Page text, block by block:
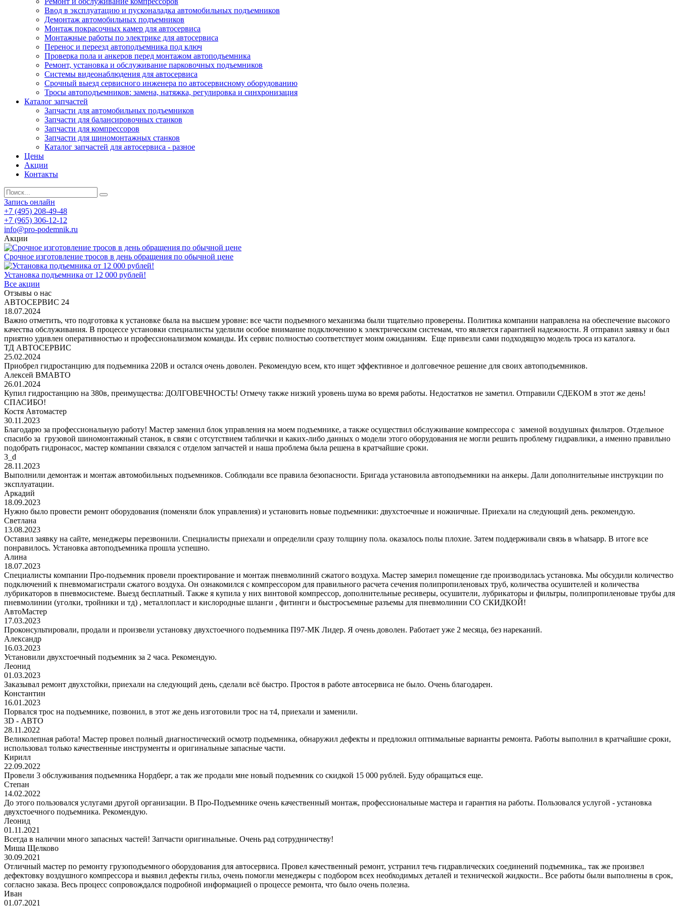
Ввод в эксплуатацию и пусконаладка автомобильных подъемников
Демонтаж автомобильных подъемников
Монтаж покрасочных камер для автосервиса
Монтажные работы по электрике для автосервиса
Перенос и переезд автоподъемника под ключ
Проверка пола и анкеров перед монтажом автоподъемника
Ремонт, установка и обслуживание парковочных подъемников
Системы видеонаблюдения для автосервиса
Срочный выезд сервисного инженера по автосервисному оборудованию
Тросы автоподъемников: замена, натяжка, регулировка и синхронизация
Каталог запчастей
Запчасти для автомобильных подъемников
Запчасти для балансировочных станков
Запчасти для компрессоров
Запчасти для шиномонтажных станков
Каталог запчастей для автосервиса - разное
Цены
Акции
Контакты
Запись онлайн
+7 (495) 208-49-48
+7 (965) 306-12-12
info@pro-podemnik.ru
Акции
Срочное изготовление тросов в день обращения по обычной цене
Установка подъемника от 12 000 рублей!
Все акции
Отзывы о нас
АВТОСЕРВИС 24
18.07.2024
Важно отметить, что подготовка к установке была на высшем уровне: все части подъемного механизма были тщательно проверены. Политика компании направлена на обеспечение высокого
качества обслуживания. В процессе установки специалисты уделили особое внимание подключению к электрическим системам, что является гарантией надежности. Я отправил заявку и был
приятно удивлен оперативностью и профессионализмом команды. Их сервис полностью соответствует моим ожиданиям. Еще привезли сами подходящую модель троса из каталога.
ТД АВТОСЕРВИС
25.02.2024
Приобрел гидростанцию для подъемника 220В и остался очень доволен. Рекомендую всем, кто ищет эффективное и долговечное решение для своих автоподъемников.
Алексей ВМАВТО
26.01.2024
Купил гидростанцию на 380в, преимущества: ДОЛГОВЕЧНОСТЬ! Отмечу также низкий уровень шума во время работы. Недостатков не заметил. Отправили СДЕКОМ в этот же день!
СПАСИБО!
Костя Автомастер
30.11.2023
Благодарю за профессиональную работу! Мастер заменил блок управления на моем подъемнике, а также осуществил обслуживание компрессора с заменой воздушных фильтров. Отдельное
спасибо за грузовой шиномонтажный станок, в связи с отсутствием таблички и каких-либо данных о модели этого оборудования не могли решить проблему гидравлики, а именно правильно
подобрать гидронасос, мастер компании связался с отделом запчастей и наша проблема была решена в кратчайшие сроки.
3_d
28.11.2023
Выполнили демонтаж и монтаж автомобильных подъемников. Соблюдали все правила безопасности. Бригада установила автоподъемники на анкеры. Дали дополнительные инструкции по
эксплуатации.
Аркадий
18.09.2023
Нужно было провести ремонт оборудования (поменяли блок управления) и установить новые подъемники: двухстоечные и ножничные. Приехали на следующий день. рекомендую.
Светлана
13.08.2023
Оставил заявку на сайте, менеджеры перезвонили. Специалисты приехали и определили сразу толщину пола. оказалось полы плохие. Затем поддерживали связь в whatsapp. В итоге все
понравилось. Установка автоподъемника прошла успешно.
Алина
18.07.2023
Специалисты компании Про-подъемник провели проектирование и монтаж пневмолиний сжатого воздуха. Мастер замерил помещение где производилась установка. Мы обсудили количество
подключений к пневмомагистрали сжатого воздуха. Он ознакомился с компрессором для правильного расчета сечения полипропиленовых труб, количества осушителей и количества
лубрикаторов в пневмосистеме. Выезд бесплатный. Также я купила у них винтовой компрессор, дополнительные ресиверы, осушители, лубрикаторы и фильтры, полипропиленовые трубы для
пневмолинии (уголки, тройники и тд) , металлопласт и кислородные шланги , фитинги и быстросъемные разъемы для пневмолинии СО СКИДКОЙ!
АвтоМастер
17.03.2023
Проконсультировали, продали и произвели установку двухстоечного подъемника П97-МК Лидер. Я очень доволен. Работает уже 2 месяца, без нареканий.
Александр
16.03.2023
Установили двухстоечный подъемник за 2 часа. Рекомендую.
Леонид
01.03.2023
Заказывал ремонт двухстойки, приехали на следующий день, сделали всё быстро. Простоя в работе автосервиса не было. Очень благодарен.
Константин
16.01.2023
Порвался трос на подъемнике, позвонил, в этот же день изготовили трос на т4, приехали и заменили.
3D - АВТО
28.11.2022
Великолепная работа! Мастер провел полный диагностический осмотр подъемника, обнаружил дефекты и предложил оптимальные варианты ремонта. Работы выполнил в кратчайшие сроки,
использовал только качественные инструменты и оригинальные запасные части.
Кирилл
22.09.2022
Провели 3 обслуживания подъемника Нордберг, а так же продали мне новый подъемник со скидкой 15 000 рублей. Буду обращаться еще.
Степан
14.02.2022
До этого пользовался услугами другой организации. В Про-Подъемнике очень качественный монтаж, профессиональные мастера и гарантия на работы. Пользовался услугой - установка
двухстоечного подъемника. Рекомендую.
Леонид
01.11.2021
Всегда в наличии много запасных частей! Запчасти оригинальные. Очень рад сотрудничеству!
Миша Щелково
30.09.2021
Отличный мастер по ремонту грузоподъемного оборудования для автосервиса. Провел качественный ремонт, устранил течь гидравлических соединений подъемника,, так же произвел
дефектовку воздушного компрессора и выявил дефекты гильз, очень помогли менеджеры с подбором всех необходимых деталей и технической жидкости.. Все работы были выполнены в срок,
согласно заказа. Весь процесс сопровождался подробной информацией о процессе ремонта, что было очень полезна.
Иван
01.07.2021